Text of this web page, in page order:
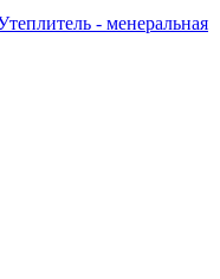
- менеральная